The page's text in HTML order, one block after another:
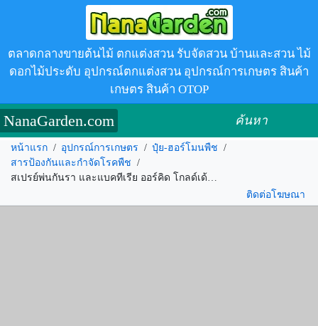
ตลาดกลางขายต้นไม้ ตกแต่งสวน รับจัดสวน บ้านและสวน ไม้
ดอกไม้ประดับ อุปกรณ์ตกแต่งสวน อุปกรณ์การเกษตร สินค้า
เกษตร สินค้า OTOP
NanaGarden.com ค้นหา
หน้าแรก / อุปกรณ์การเกษตร / ปุ๋ย-ฮอร์โมนพืช /
สารป้องกันและกำจัดโรคพืช /
ติดต่อโฆษณา